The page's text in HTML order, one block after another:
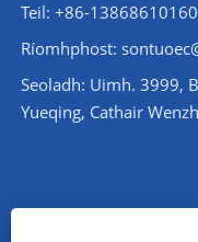
Teil: +86-13868610160
Ríomhphost:
Seoladh: Uimh. 3999,
Yueqing, Cathair